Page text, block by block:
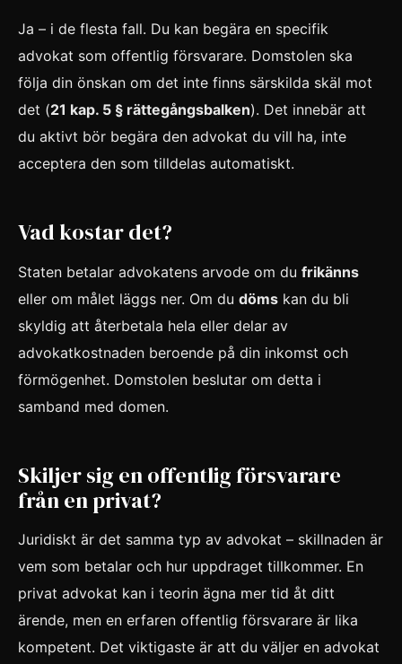
Ja – i de flesta fall. Du kan begära en specifik
advokat som offentlig försvarare. Domstolen ska
följa din önskan om det inte finns särskilda skäl mot
det (21 kap. 5 § rättegångsbalken). Det innebär att
du aktivt bör begära den advokat du vill ha, inte
acceptera den som tilldelas automatiskt.
Vad kostar det?
Staten betalar advokatens arvode om du frikänns
eller om målet läggs ner. Om du döms kan du bli
skyldig att återbetala hela eller delar av
advokatkostnaden beroende på din inkomst och
förmögenhet. Domstolen beslutar om detta i
samband med domen.
Skiljer sig en offentlig försvarare
från en privat?
Juridiskt är det samma typ av advokat – skillnaden är
vem som betalar och hur uppdraget tillkommer. En
privat advokat kan i teorin ägna mer tid åt ditt
ärende, men en erfaren offentlig försvarare är lika
kompetent. Det viktigaste är att du väljer en advokat